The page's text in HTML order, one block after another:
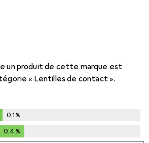
un produit de cette marque est
« Lentilles de contact ».
0,1%
0,4 %